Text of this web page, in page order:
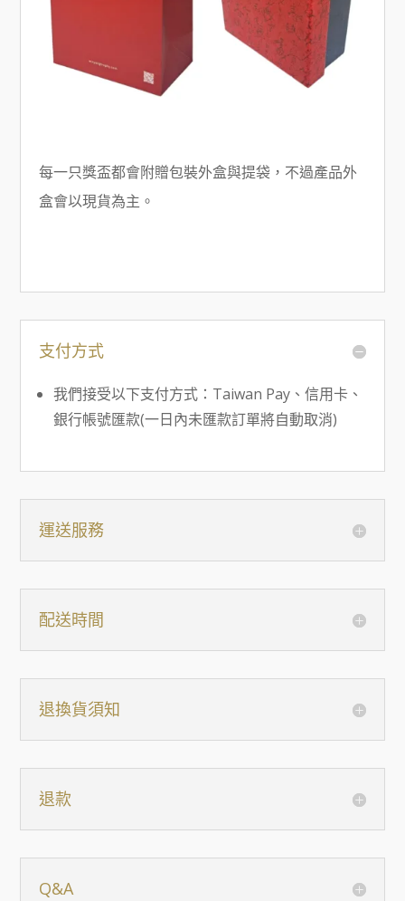
每一只獎盃都會附贈包裝外盒與提袋，不過產品外
盒會以現貨為主。
支付方式
我們接受以下支付方式：Taiwan Pay、信用卡、
銀行帳號匯款(一日內未匯款訂單將自動取消)
運送服務
配送時間
退換貨須知
退款
Q&A